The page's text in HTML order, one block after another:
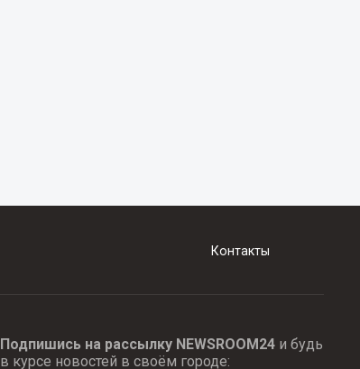
Контакты
Подпишись на рассылку NEWSROOM24и будь
в курсе новостей в своём городе: